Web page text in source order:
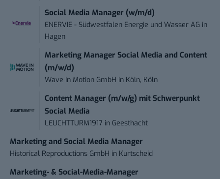
Social Media Manager (w/m/d)
ENERVIE - Südwestfalen Energie und Wasser AG in
Hagen
Marketing Manager Social Media and Content
(m/w/d)
Wave In Motion GmbH in Köln, Köln
Content Manager (m/w/g) mit Schwerpunkt
Social Media
LEUCHTTURM1917 in Geesthacht
Marketing and Social Media Manager
Historical Reproductions GmbH in Kurtscheid
Marketing- & Social-Media-Manager